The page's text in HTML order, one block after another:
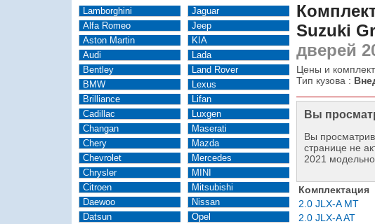
Lamborghini
Alfa Romeo
Aston Martin
Audi
Bentley
BMW
Brilliance
Cadillac
Changan
Chery
Chevrolet
Chrysler
Citroen
Daewoo
Datsun
Jaguar
Jeep
KIA
Lada
Land Rover
Lexus
Lifan
Luxgen
Maserati
Mazda
Mercedes
MINI
Mitsubishi
Nissan
Opel
Suzuki
дверей
Цены и
Тип кузова :
Вы
Вы
странице не
2021
Комплектация
2.0 JLX-A MT
2.0 JLX-A AT